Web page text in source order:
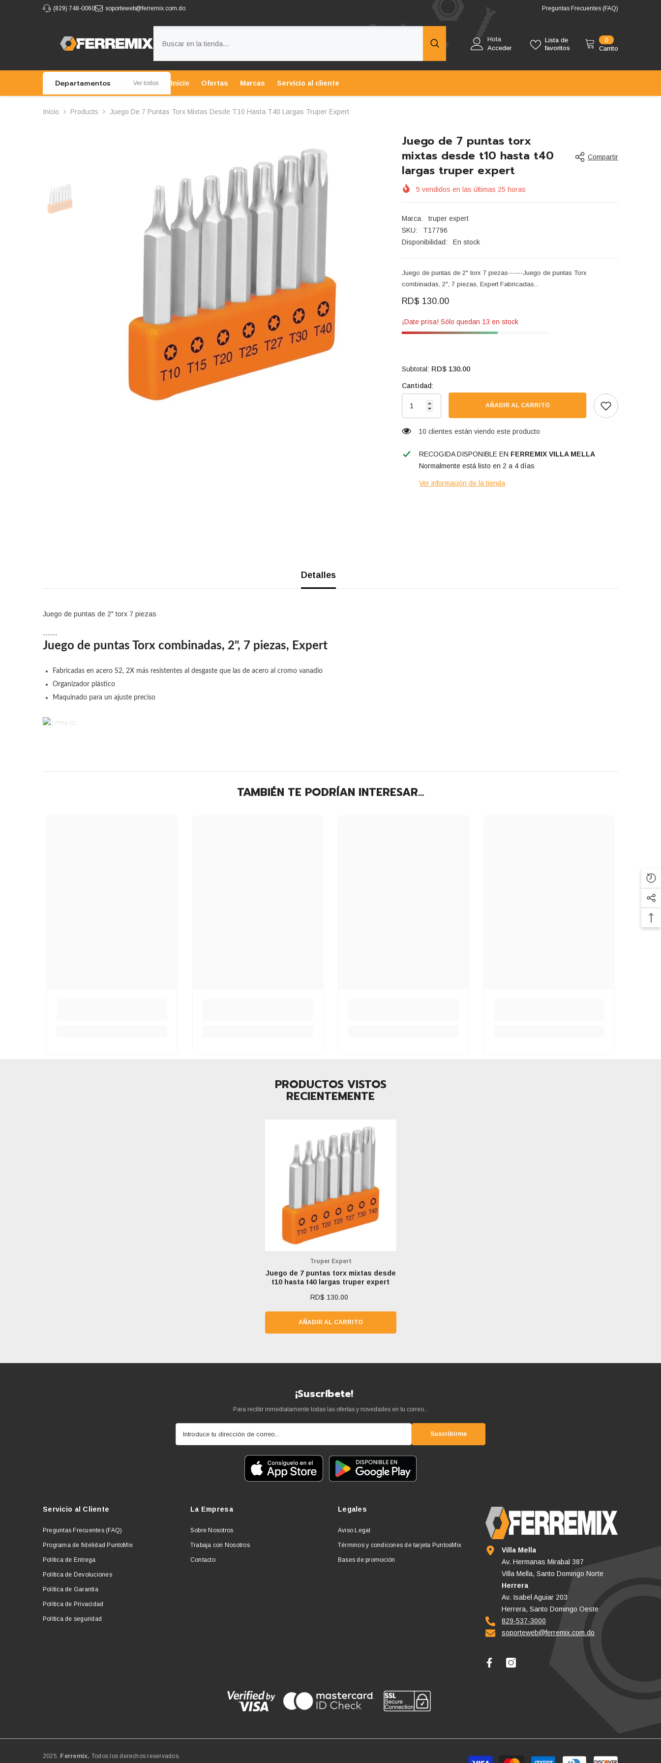
IR AL CONTENIDO(829) 748-0060 soporteweb@ferremix.com.do Preguntas Frecuentes (FAQ)
00
artículos
Carrito
Lista de
favoritos
Hola
Acceder
Departamentos Ver todos Inicio Ofertas Marcas Servicio al cliente
Inicio Products Juego De 7 Puntas Torx Mixtas Desde T10 Hasta T40 Largas Truper Expert
Juego de 7 puntas torx
mixtas desde t10 hasta t40
largas truper expert
Compartir
5 vendidos en las últimas 25 horas
Marca:
truper expert
SKU:
T17796
Disponibilidad:
En stock
Juego de puntas de 2" torx 7 piezas------Juego de puntas Torx
combinadas, 2", 7 piezas, Expert Fabricadas...
RD$ 130.00
¡Date prisa! Sólo quedan 13 en stock
Subtotal: RD$ 130.00
Cantidad:
AÑADIR AL CARRITO
11 clientes están viendo este producto
RECOGIDA DISPONIBLE EN FERREMIX VILLA MELLA
Normalmente está listo en 2 a 4 días
Ver información de la tienda
Detalles
Juego de puntas de 2" torx 7 piezas
------
Juego de puntas Torx combinadas, 2", 7 piezas, Expert
Fabricadas en acero S2, 2X más resistentes al desgaste que las de acero al cromo vanadio
Organizador plástico
Maquinado para un ajuste preciso
TAMBIÉN TE PODRÍAN INTERESAR...
PRODUCTOS VISTOS
RECIENTEMENTE
Truper Expert
Juego de 7 puntas torx mixtas desde
t10 hasta t40 largas truper expert
RD$ 130.00
AÑADIR AL CARRITO
¡Suscríbete!
Para recibir inmediatamente todas las ofertas y novedades en tu correo...
Introduce tu dirección de correo... Suscribirme
Servicio al Cliente
Preguntas Frecuentes (FAQ)
Programa de fidelidad PuntoMix
Política de Entrega
Política de Devoluciones
Política de Garantía
Política de Privacidad
Política de seguridad
La Empresa
Sobre Nosotros
Trabaja con Nosotros
Contacto
Legales
Aviso Legal
Términos y condicones de tarjeta PuntosMix
Bases de promoción
Villa Mella
Av. Hermanas Mirabal 387
Villa Mella, Santo Domingo Norte
Herrera
Av. Isabel Aguiar 203
Herrera, Santo Domingo Oeste
829-537-3000
soporteweb@ferremix.com.do
2025. Ferremix. Todos los derechos reservados.